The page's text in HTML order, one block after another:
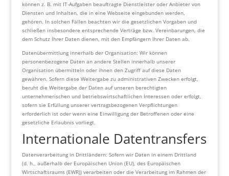
können z. B. mit IT-Aufgaben beauftragte Dienstleister oder Anbieter von
Diensten und Inhalten, die in eine Webseite eingebunden werden,
gehören. In solchen Fällen beachten wir die gesetzlichen Vorgaben und
schließen insbesondere entsprechende Verträge bzw. Vereinbarungen, die
dem Schutz Ihrer Daten dienen, mit den Empfängern Ihrer Daten ab.
Datenübermittlung innerhalb der Organisation: Wir können
personenbezogene Daten an andere Stellen innerhalb unserer
Organisation übermitteln oder ihnen den Zugriff auf diese Daten
gewähren. Sofern diese Weitergabe zu administrativen Zwecken erfolgt,
beruht die Weitergabe der Daten auf unseren berechtigten
unternehmerischen und betriebswirtschaftlichen Interessen oder erfolgt,
sofern sie Erfüllung unserer vertragsbezogenen Verpflichtungen
erforderlich ist oder wenn eine Einwilligung der Betroffenen oder eine
gesetzliche Erlaubnis vorliegt.
Internationale Datentransfers
Datenverarbeitung in Drittländern: Sofern wir Daten in einem Drittland
(d. h., außerhalb der Europäischen Union (EU), des Europäischen
Wirtschaftsraums (EWR)) verarbeiten oder die Verarbeitung im Rahmen der